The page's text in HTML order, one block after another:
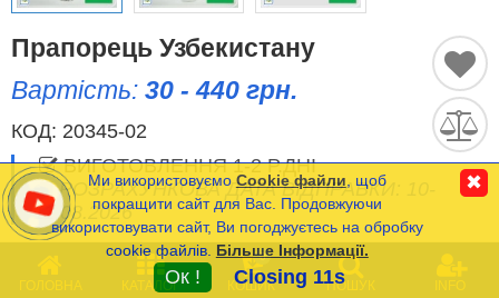
Прапори США (штатів)
Інші прапори
Порівняти
(0)
Часті Питання (FAQ)
Оплата та Доставка
ГОЛОВНА КАТАЛОГ
0
КОШИК ПОШУК INFO
Прапорець Узбекистану
Вартість: 30 - 440 грн.
КОД: 20345-02
ВИГОТОВЛЕННЯ 1-2 Р.ДНІ
РОЗРАХУНКОВА ДАТА ВІДПРАВКИ: 10-
11.08.2026
Мінімальна сума замовлення на сайті- 120 грн.
Ми використовуємо Cookie файли , щоб
покращити сайт для Вас. Продовжуючи
використовувати сайт, Ви погоджуєтесь на обробку
cookie файлів. Більше Інформації.
Ок ! Closing 11s
✖